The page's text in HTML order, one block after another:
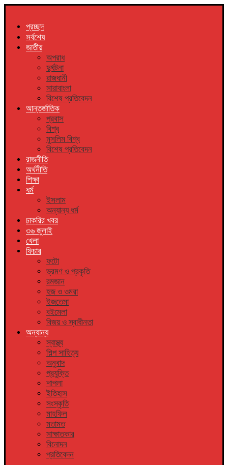
প্রচ্ছদ
সর্বশেষ
জাতীয়
অপরাধ
দুর্ঘটনা
রাজধানী
সারাবাংলা
বিশেষ প্রতিবেদন
আন্তর্জাতিক
প্রবাস
বিশ্ব
মুসলিম বিশ্ব
বিশেষ প্রতিবেদন
রাজনীতি
অর্থনীতি
শিক্ষা
ধর্ম
ইসলাম
অন্যান্য ধর্ম
চাকরির খবর
৩৬ জুলাই
খেলা
ফিচার
ফটো
ভ্রমণ ও প্রকৃতি
রমজান
হজ ও ওমরা
ইজতেমা
বইমেলা
বিজয় ও স্বাধীনতা
অন্যান্য
স্বাস্থ্য
শিল্প সাহিত্য
অনুবাদ
প্রযুক্তি
শাপলা
ইতিহাস
সংস্কৃতি
মাহফিল
মতামত
সাক্ষাতকার
বিনোদন
প্রতিবেদন